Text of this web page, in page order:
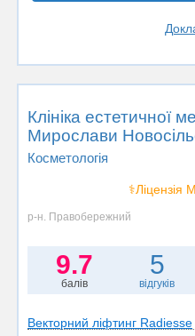
Клініка естетичної
Мирослави
Косметологія
р-н. Правобережний
9.7
балів
5
відгуків
Векторний ліфтинг Radiesse